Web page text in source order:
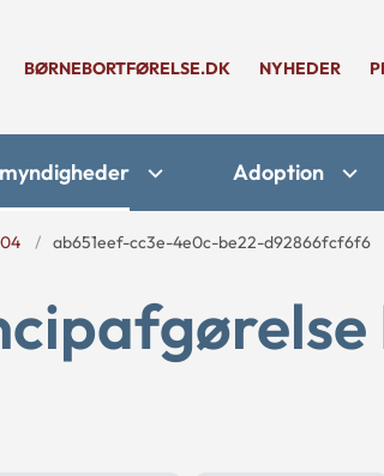
BØRNEBORTFØRELSE.DK NYHEDER
Adoption
ab651eef-cc3e-4e0c-be22-d92866fcf6f6